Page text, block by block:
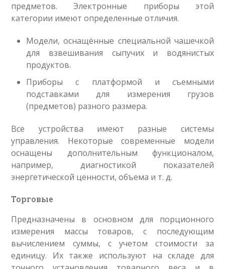
предметов. Электронные приборы этой
категории имеют определенные отличия.
Модели, оснащённые специальной чашечкой
для взвешивания сыпучих и водянистых
продуктов.
Приборы с платформой и съемными
подставками для измерения грузов
(предметов) разного размера.
Все устройства имеют разные системы
управления. Некоторые современные модели
оснащены дополнительным функционалом,
например, диагностикой показателей
энергетической ценности, объема и т. д.
Торговые
Предназначены в основном для порционного
измерения массы товаров, с последующим
вычислением суммы, с учетом стоимости за
единицу. Их также используют на складе для